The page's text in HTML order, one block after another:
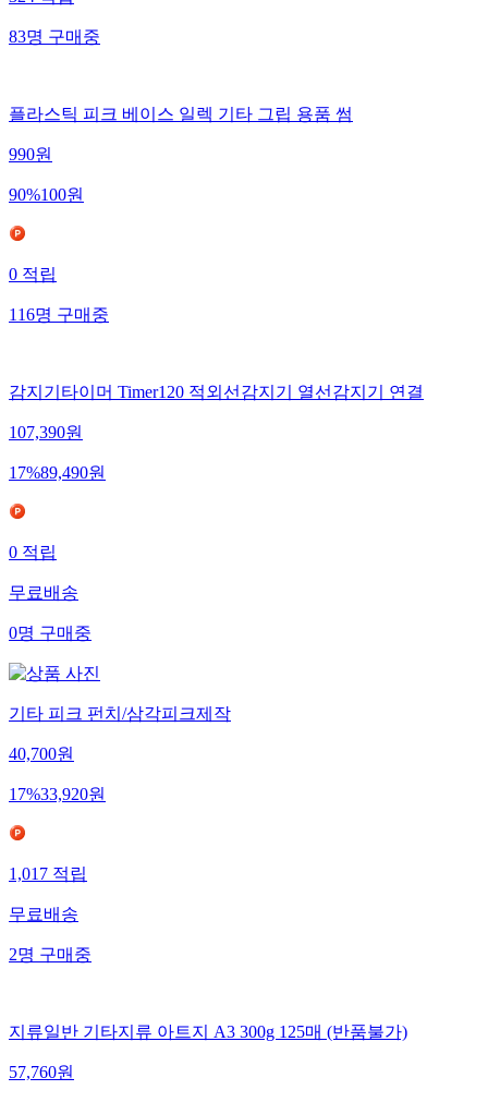
83명 구매중
플라스틱 피크 베이스 일렉 기타 그립 용품 썸
990원
90%100원
0 적립
116명 구매중
감지기타이머 Timer120 적외선감지기 열선감지기 연결
107,390원
17%89,490원
0 적립
무료배송
0명 구매중
기타 피크 펀치/삼각피크제작
40,700원
17%33,920원
1,017 적립
무료배송
2명 구매중
지류일반 기타지류 아트지 A3 300g 125매 (반품불가)
57,760원